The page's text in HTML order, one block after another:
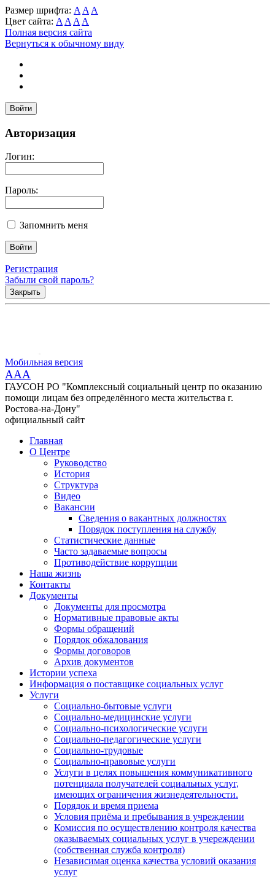
Размер шрифта: A A A
Цвет сайта: A A A A
Полная версия сайта
Вернуться к обычному виду
Войти
Авторизация
Логин:
Пароль:
Запомнить меня
Регистрация
Забыли свой пароль?
Закрыть
Мобильная версия
AAA
ГАУСОН РО "Комплексный социальный центр по оказанию
помощи лицам без определённого места жительства г.
Ростова-на-Дону"
официальный сайт
Главная
О Центре
Руководство
История
Структура
Видео
Вакансии
Сведения о вакантных должностях
Порядок поступления на службу
Статистические данные
Часто задаваемые вопросы
Противодействие коррупции
Наша жизнь
Контакты
Документы
Документы для просмотра
Нормативные правовые акты
Формы обращений
Порядок обжалования
Формы договоров
Архив документов
Истории успеха
Информация о поставщике социальных услуг
Услуги
Социально-бытовые услуги
Социально-медицинские услуги
Социально-психологические услуги
Социально-педагогические услуги
Социально-трудовые
Социально-правовые услуги
Услуги в целях повышения коммуникативного
потенциала получателей социальных услуг,
имеющих ограничения жизнедеятельности.
Порядок и время приема
Условия приёма и пребывания в учреждении
Комиссия по осуществлению контроля качества
оказываемых социальных услуг в учереждении
(собственная служба контроля)
Независимая оценка качества условий оказания
услуг